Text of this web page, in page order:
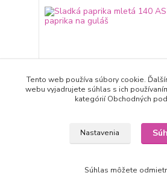
18,50 EUR
Tento web používa súbory cookie.
webu vyjadrujete súhlas s ich
kategórií Obchodných
Nastavenia
Súhlas môžete